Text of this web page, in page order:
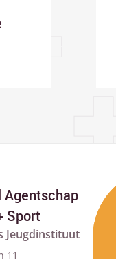
Agentschap
Sport
Jeugdinstituut
11